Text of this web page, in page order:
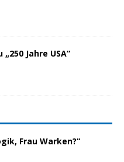
Jahre USA“
Frau Warken?“